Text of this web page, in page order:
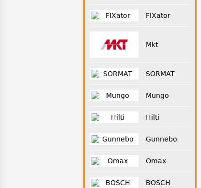
FIXator
Mkt
SORMAT
Mungo
Hilti
Gunnebo
Omax
BOSCH